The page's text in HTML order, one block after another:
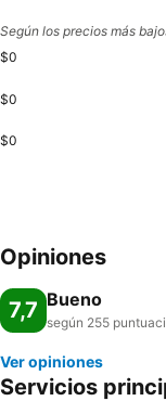
Según los precios más
$0
$0
$0
Opiniones
7,7 Bueno
según 255
Ver opiniones
Servicios